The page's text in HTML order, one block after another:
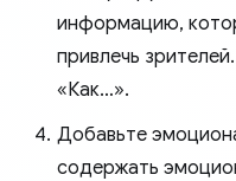
информацию,
привлечь
«Как…».
Добавьте
содержать